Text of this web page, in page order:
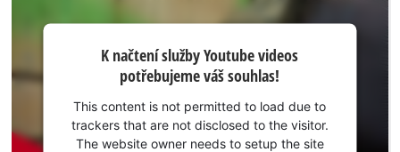
Youtube
potřebujeme
váš souhlas!
K načtení služby Youtube videos
potřebujeme váš souhlas!
This content is not permitted to load due to
trackers that are not disclosed to the visitor.
The website owner needs to setup the site